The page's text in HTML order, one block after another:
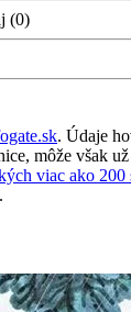
(0)
. Údaje
môže však
viac ako